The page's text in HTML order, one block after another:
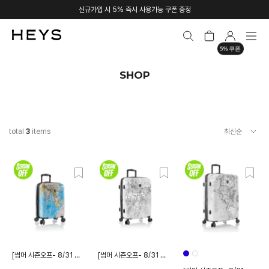
신규가입 시 5% 즉시 사용가능 쿠폰 증정
5% 쿠폰
SHOP
total 3 items
[썸머 시즌오프- 8/31 종료]
[썸머 시즌오프- 8/31 종료]